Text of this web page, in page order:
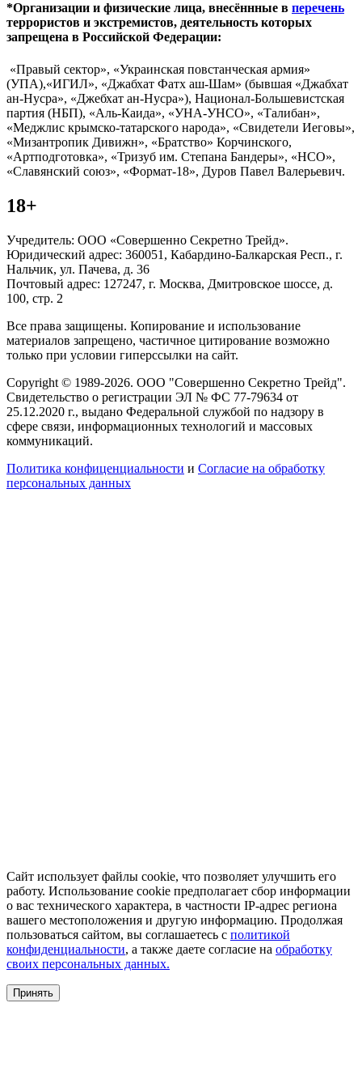
*Организации и физические лица, внесённные в перечень
террористов и экстремистов, деятельность которых
запрещена в Российской Федерации:
«Правый сектор», «Украинская повстанческая армия»
(УПА),«ИГИЛ», «Джабхат Фатх аш-Шам» (бывшая «Джабхат
ан-Нусра», «Джебхат ан-Нусра»), Национал-Большевистская
партия (НБП), «Аль-Каида», «УНА-УНСО», «Талибан»,
«Меджлис крымско-татарского народа», «Свидетели Иеговы»,
«Мизантропик Дивижн», «Братство» Корчинского,
«Артподготовка», «Тризуб им. Степана Бандеры», «НСО»,
«Славянский союз», «Формат-18», Дуров Павел Валерьевич.
18+
Учредитель: ООО «Совершенно Секретно Трейд».
Юридический адрес: 360051, Кабардино-Балкарская Респ., г.
Нальчик, ул. Пачева, д. 36
Почтовый адрес: 127247, г. Москва, Дмитровское шоссе, д.
100, стр. 2
Все права защищены. Копирование и использование
материалов запрещено, частичное цитирование возможно
только при условии гиперссылки на сайт.
Copyright © 1989-2026. ООО "Совершенно Секретно Трейд".
Свидетельство о регистрации ЭЛ № ФС 77-79634 от
25.12.2020 г., выдано Федеральной службой по надзору в
сфере связи, информационных технологий и массовых
коммуникаций.
Политика конфиценциальности и Согласие на обработку
персональных данных
Сайт использует файлы cookie, что позволяет улучшить его
работу. Использование cookie предполагает сбор информации
о вас технического характера, в частности IP-адрес региона
вашего местоположения и другую информацию. Продолжая
пользоваться сайтом, вы соглашаетесь с политикой
конфиденциальности, а также даете согласие на обработку
своих персональных данных.
Принять